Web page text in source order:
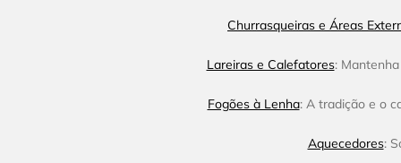
Churrasqueiras e Áreas
Lareiras e Calefatores:
Fogões à Lenha: A tradição e o
Aquecedores: